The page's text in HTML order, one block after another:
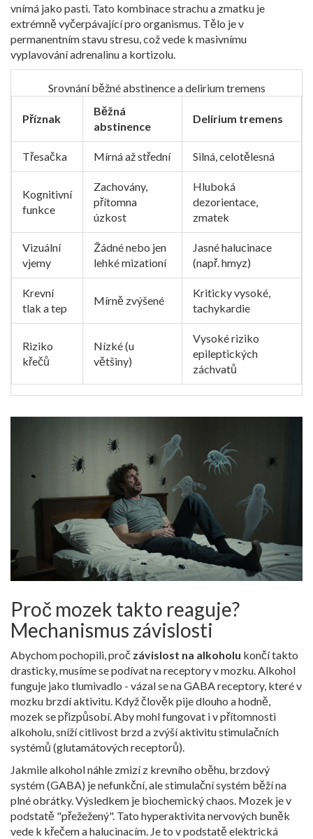
vnímá jako pasti. Tato kombinace strachu a zmatku je
extrémně vyčerpávající pro organismus. Tělo je v
permanentním stavu stresu, což vede k masivnímu
vyplavování adrenalinu a kortizolu.
Srovnání běžné abstinence a delirium tremens
Příznak
Běžná
abstinence
Delirium tremens
Třesačka Mírná až střední Silná, celotělesná
Kognitivní
funkce
Zachovány,
přítomna
úzkost
Hluboká
dezorientace,
zmatek
Vizuální
vjemy
Žádné nebo jen
lehké mizationí
Jasné halucinace
(např. hmyz)
Krevní
tlak a tep
Mírně zvýšené
Kriticky vysoké,
tachykardie
Riziko
křečů
Nízké (u
většiny)
Vysoké riziko
epileptických
záchvatů
Proč mozek takto reaguje?
Mechanismus závislosti
Abychom pochopili, proč závislost na alkoholu končí takto
drasticky, musíme se podívat na receptory v mozku. Alkohol
funguje jako tlumivadlo - vázal se na GABA receptory, které v
mozku brzdí aktivitu. Když člověk pije dlouho a hodně,
mozek se přizpůsobí. Aby mohl fungovat i v přítomnosti
alkoholu, sníží citlivost brzd a zvýší aktivitu stimulačních
systémů (glutamátových receptorů).
Jakmile alkohol náhle zmizí z krevního oběhu, brzdový
systém (GABA) je nefunkční, ale stimulační systém běží na
plné obrátky. Výsledkem je biochemický chaos. Mozek je v
podstatě "přežežený". Tato hyperaktivita nervových buněk
vede k křečem a halucinacím. Je to v podstatě elektrická